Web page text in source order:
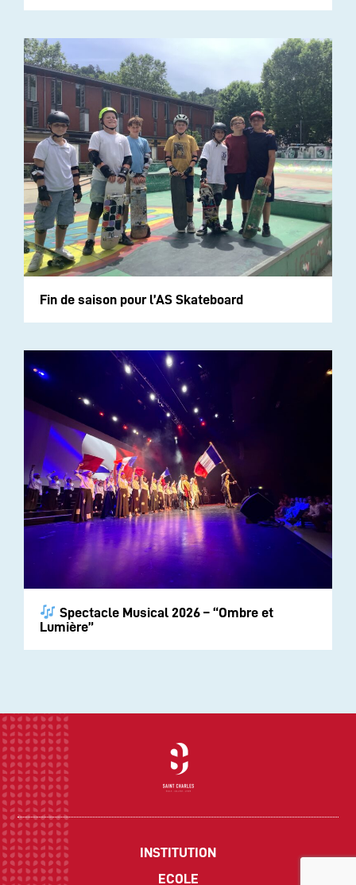
Fin de saison pour l’AS Skateboard
Spectacle Musical 2026 – “Ombre et
Lumière”
INSTITUTION
ECOLE